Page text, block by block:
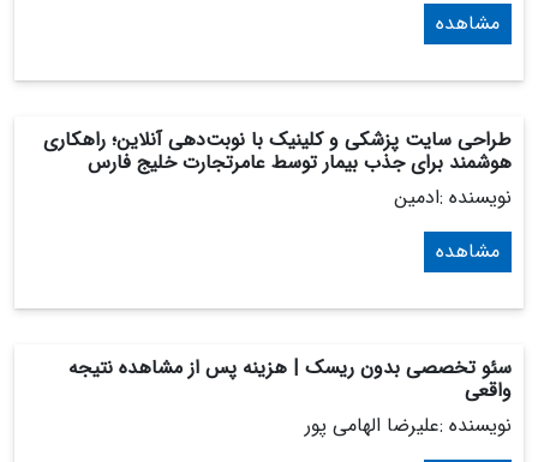
مشاهده
طراحی سایت پزشکی و کلینیک با نوبت‌دهی آنلاین؛ راهکاری
هوشمند برای جذب بیمار توسط عامرتجارت خلیج فارس
نویسنده :ادمین
مشاهده
سئو تخصصی بدون ریسک | هزینه پس از مشاهده نتیجه
واقعی
نویسنده :علیرضا الهامی پور